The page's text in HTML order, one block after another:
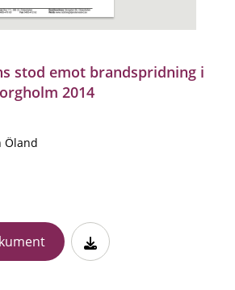
stod emot brandspridning i
2014
Öland